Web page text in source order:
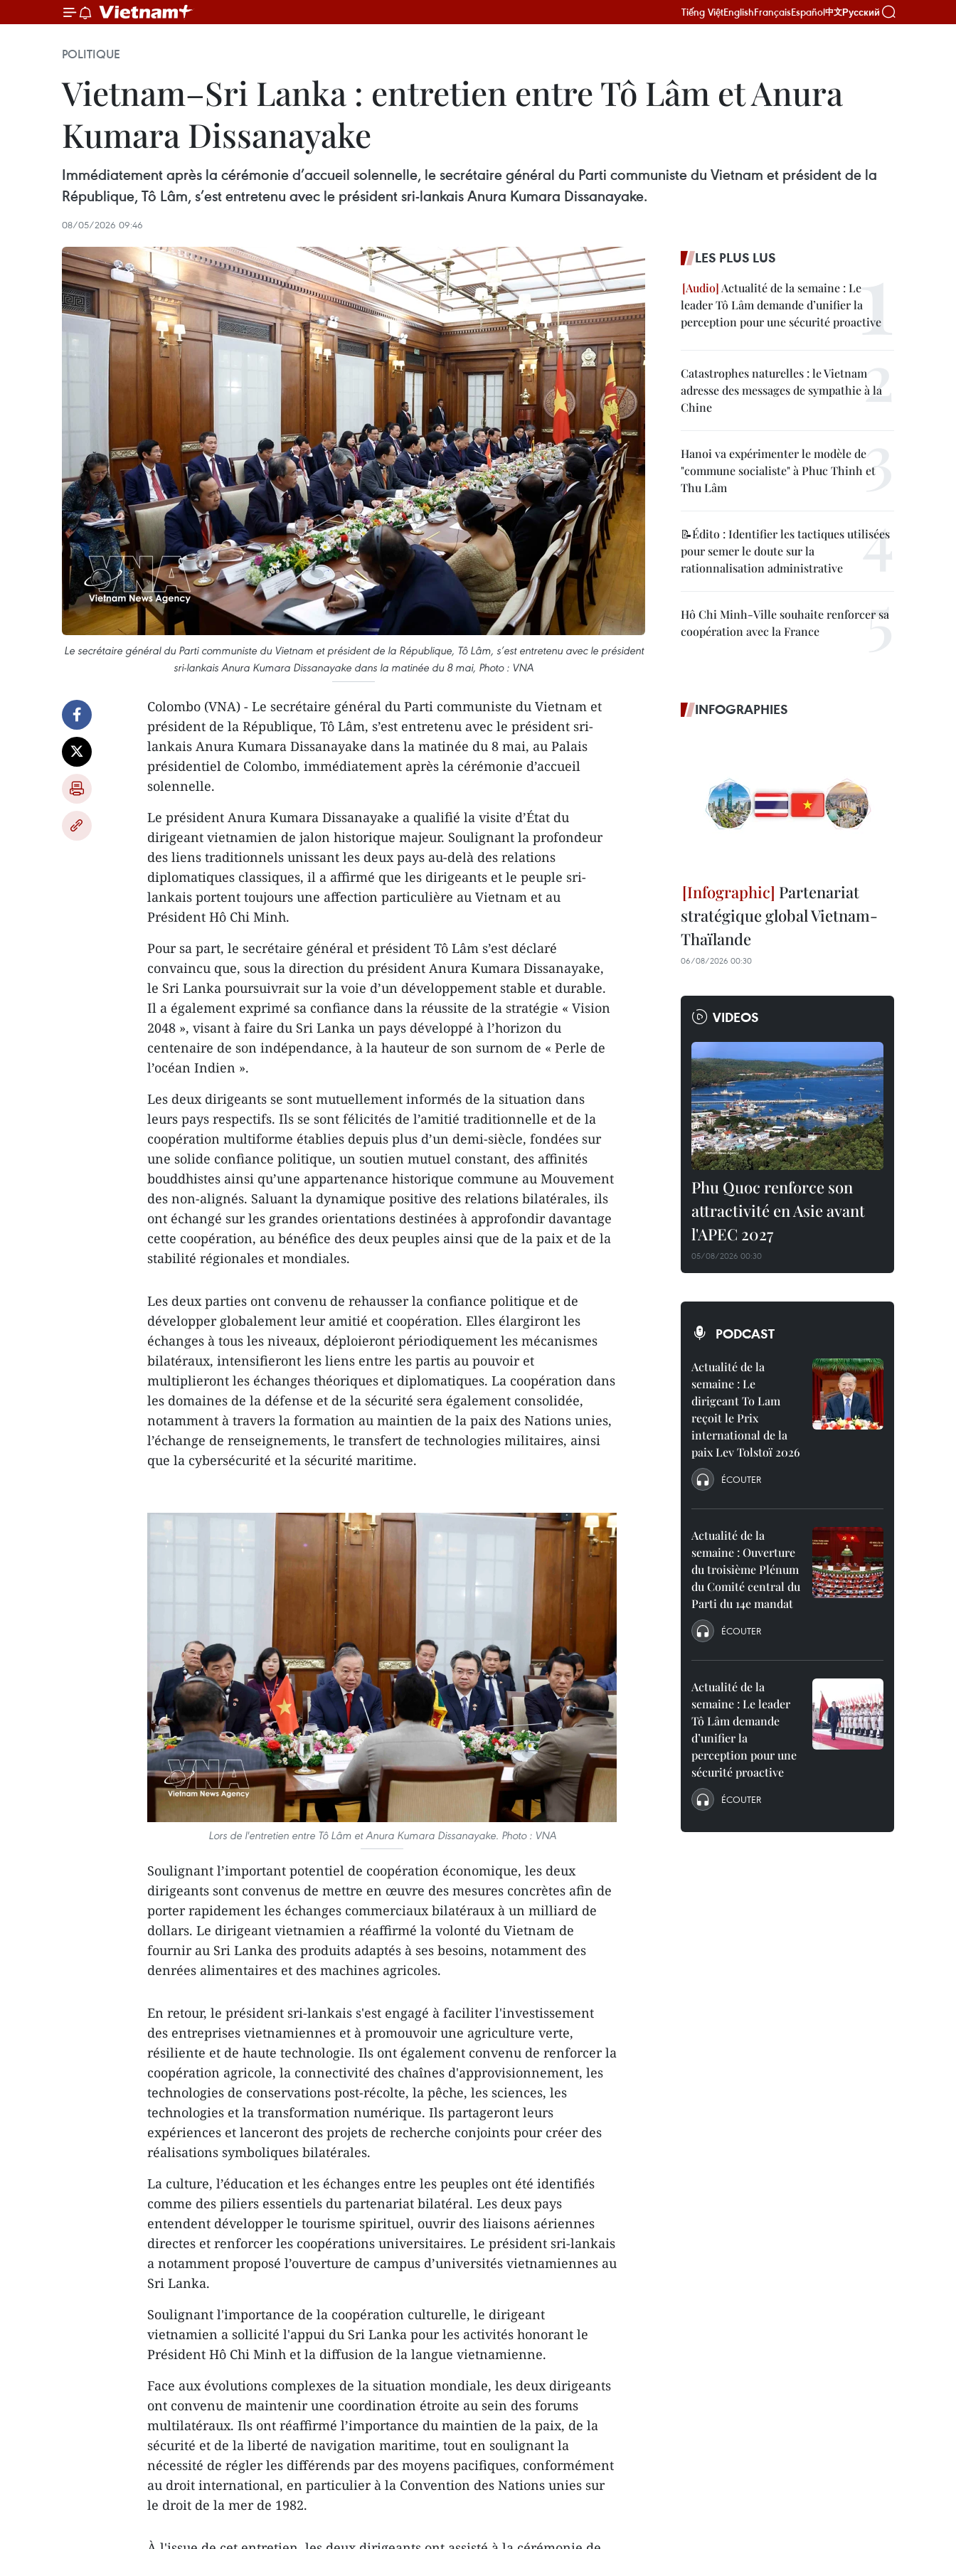
Tiếng ViệtEnglishFrançaisEspañol中文Русский
POLITIQUE
Vietnam–Sri Lanka : entretien entre Tô Lâm et Anura
Kumara Dissanayake
Immédiatement après la cérémonie d’accueil solennelle, le secrétaire général du Parti communiste du Vietnam et président de la
République, Tô Lâm, s’est entretenu avec le président sri-lankais Anura Kumara Dissanayake.
08/05/2026 09:46
Le secrétaire général du Parti communiste du Vietnam et président de la République, Tô Lâm, s’est entretenu avec le président
sri-lankais Anura Kumara Dissanayake dans la matinée du 8 mai, Photo : VNA
Colombo (VNA) - Le secrétaire général du Parti communiste du Vietnam et
président de la République, Tô Lâm, s’est entretenu avec le président sri-
lankais Anura Kumara Dissanayake dans la matinée du 8 mai, au Palais
présidentiel de Colombo, immédiatement après la cérémonie d’accueil
solennelle.
Le président Anura Kumara Dissanayake a qualifié la visite d’État du
dirigeant vietnamien de jalon historique majeur. Soulignant la profondeur
des liens traditionnels unissant les deux pays au-delà des relations
diplomatiques classiques, il a affirmé que les dirigeants et le peuple sri-
lankais portent toujours une affection particulière au Vietnam et au
Président Hô Chi Minh.
Pour sa part, le secrétaire général et président Tô Lâm s’est déclaré
convaincu que, sous la direction du président Anura Kumara Dissanayake,
le Sri Lanka poursuivrait sur la voie d’un développement stable et durable.
Il a également exprimé sa confiance dans la réussite de la stratégie « Vision
2048 », visant à faire du Sri Lanka un pays développé à l’horizon du
centenaire de son indépendance, à la hauteur de son surnom de « Perle de
l’océan Indien ».
Les deux dirigeants se sont mutuellement informés de la situation dans
leurs pays respectifs. Ils se sont félicités de l’amitié traditionnelle et de la
coopération multiforme établies depuis plus d’un demi-siècle, fondées sur
une solide confiance politique, un soutien mutuel constant, des affinités
bouddhistes ainsi qu’une appartenance historique commune au Mouvement
des non-alignés. Saluant la dynamique positive des relations bilatérales, ils
ont échangé sur les grandes orientations destinées à approfondir davantage
cette coopération, au bénéfice des deux peuples ainsi que de la paix et de la
stabilité régionales et mondiales.
Les deux parties ont convenu de rehausser la confiance politique et de
développer globalement leur amitié et coopération. Elles élargiront les
échanges à tous les niveaux, déploieront périodiquement les mécanismes
bilatéraux, intensifieront les liens entre les partis au pouvoir et
multiplieront les échanges théoriques et diplomatiques. La coopération dans
les domaines de la défense et de la sécurité sera également consolidée,
notamment à travers la formation au maintien de la paix des Nations unies,
l’échange de renseignements, le transfert de technologies militaires, ainsi
que la cybersécurité et la sécurité maritime.
Lors de l'entretien entre Tô Lâm et Anura Kumara Dissanayake. Photo : VNA
Soulignant l’important potentiel de coopération économique, les deux
dirigeants sont convenus de mettre en œuvre des mesures concrètes afin de
porter rapidement les échanges commerciaux bilatéraux à un milliard de
dollars. Le dirigeant vietnamien a réaffirmé la volonté du Vietnam de
fournir au Sri Lanka des produits adaptés à ses besoins, notamment des
denrées alimentaires et des machines agricoles.
En retour, le président sri-lankais s'est engagé à faciliter l'investissement
des entreprises vietnamiennes et à promouvoir une agriculture verte,
résiliente et de haute technologie. Ils ont également convenu de renforcer la
coopération agricole, la connectivité des chaînes d'approvisionnement, les
technologies de conservations post-récolte, la pêche, les sciences, les
technologies et la transformation numérique. Ils partageront leurs
expériences et lanceront des projets de recherche conjoints pour créer des
réalisations symboliques bilatérales.
La culture, l’éducation et les échanges entre les peuples ont été identifiés
comme des piliers essentiels du partenariat bilatéral. Les deux pays
entendent développer le tourisme spirituel, ouvrir des liaisons aériennes
directes et renforcer les coopérations universitaires. Le président sri-lankais
a notamment proposé l’ouverture de campus d’universités vietnamiennes au
Sri Lanka.
Soulignant l'importance de la coopération culturelle, le dirigeant
vietnamien a sollicité l'appui du Sri Lanka pour les activités honorant le
Président Hô Chi Minh et la diffusion de la langue vietnamienne.
Face aux évolutions complexes de la situation mondiale, les deux dirigeants
ont convenu de maintenir une coordination étroite au sein des forums
multilatéraux. Ils ont réaffirmé l’importance du maintien de la paix, de la
sécurité et de la liberté de navigation maritime, tout en soulignant la
nécessité de régler les différends par des moyens pacifiques, conformément
au droit international, en particulier à la Convention des Nations unies sur
le droit de la mer de 1982.
LES PLUS LUS
Actualité de la semaine : Le
leader Tô Lâm demande d’unifier la
perception pour une sécurité proactive
Catastrophes naturelles : le Vietnam
adresse des messages de sympathie à la
Chine
Hanoi va expérimenter le modèle de
"commune socialiste" à Phuc Thinh et
Thu Lâm
📝Édito : Identifier les tactiques utilisées
pour semer le doute sur la
rationnalisation administrative
Hô Chi Minh-Ville souhaite renforcer sa
coopération avec la France
INFOGRAPHIES
Partenariat
stratégique global Vietnam-
Thaïlande
06/08/2026 00:30
VIDEOS
Phu Quoc renforce son
attractivité en Asie avant
l'APEC 2027
05/08/2026 00:30
PODCAST
Actualité de la
semaine : Le
dirigeant To Lam
reçoit le Prix
international de la
paix Lev Tolstoï 2026
ÉCOUTER
Actualité de la
semaine : Ouverture
du troisième Plénum
du Comité central du
Parti du 14e mandat
ÉCOUTER
Actualité de la
semaine : Le leader
Tô Lâm demande
d’unifier la
perception pour une
sécurité proactive
ÉCOUTER